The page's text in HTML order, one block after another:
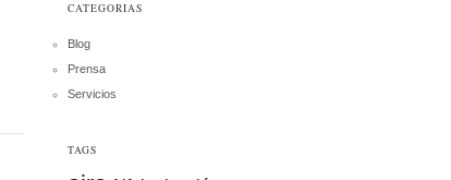
CATEGORIAS
Blog
Prensa
Servicios
TAGS